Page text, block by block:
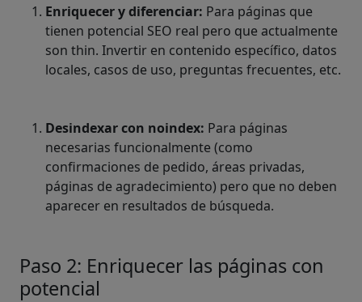
Enriquecer y diferenciar: Para páginas que
tienen potencial SEO real pero que actualmente
son thin. Invertir en contenido específico, datos
locales, casos de uso, preguntas frecuentes, etc.
Desindexar con noindex: Para páginas
necesarias funcionalmente (como
confirmaciones de pedido, áreas privadas,
páginas de agradecimiento) pero que no deben
aparecer en resultados de búsqueda.
Paso 2: Enriquecer las páginas con
potencial